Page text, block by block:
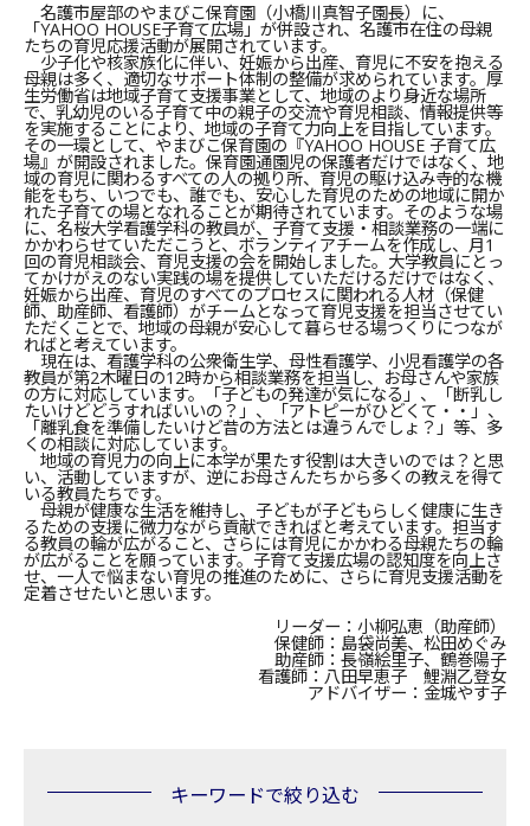
名護市屋部のやまびこ保育園（小橋川真智子園長）に、
「YAHOO HOUSE子育て広場」が併設され、名護市在住の母親
たちの育児応援活動が展開されています。
少子化や核家族化に伴い、妊娠から出産、育児に不安を抱える
母親は多く、適切なサポート体制の整備が求められています。厚
生労働省は地域子育て支援事業として、地域のより身近な場所
で、乳幼児のいる子育て中の親子の交流や育児相談、情報提供等
を実施することにより、地域の子育て力向上を目指しています。
その一環として、やまびこ保育園の『YAHOO HOUSE 子育て広
場』が開設されました。保育園通園児の保護者だけではなく、地
域の育児に関わるすべての人の拠り所、育児の駆け込み寺的な機
能をもち、いつでも、誰でも、安心した育児のための地域に開か
れた子育ての場となれることが期待されています。そのような場
に、名桜大学看護学科の教員が、子育て支援・相談業務の一端に
かかわらせていただこうと、ボランティアチームを作成し、月1
回の育児相談会、育児支援の会を開始しました。大学教員にとっ
てかけがえのない実践の場を提供していただけるだけではなく、
妊娠から出産、育児のすべてのプロセスに関われる人材（保健
師、助産師、看護師）がチームとなって育児支援を担当させてい
ただくことで、地域の母親が安心して暮らせる場つくりにつなが
ればと考えています。
現在は、看護学科の公衆衛生学、母性看護学、小児看護学の各
教員が第2木曜日の12時から相談業務を担当し、お母さんや家族
の方に対応しています。「子どもの発達が気になる」、「断乳し
たいけどどうすればいいの？」、「アトピーがひどくて・・」、
「離乳食を準備したいけど昔の方法とは違うんでしょ？」等、多
くの相談に対応しています。
地域の育児力の向上に本学が果たす役割は大きいのでは？と思
い、活動していますが、逆にお母さんたちから多くの教えを得て
いる教員たちです。
母親が健康な生活を維持し、子どもが子どもらしく健康に生き
るための支援に微力ながら貢献できればと考えています。担当す
る教員の輪が広がること、さらには育児にかかわる母親たちの輪
が広がることを願っています。子育て支援広場の認知度を向上さ
せ、一人で悩まない育児の推進のために、さらに育児支援活動を
定着させたいと思います。
リーダー：小柳弘恵（助産師）
保健師：島袋尚美、松田めぐみ
助産師：長嶺絵里子、鶴巻陽子
看護師：八田早恵子 鯉淵乙登女
アドバイザー：金城やす子
キーワードで絞り込む